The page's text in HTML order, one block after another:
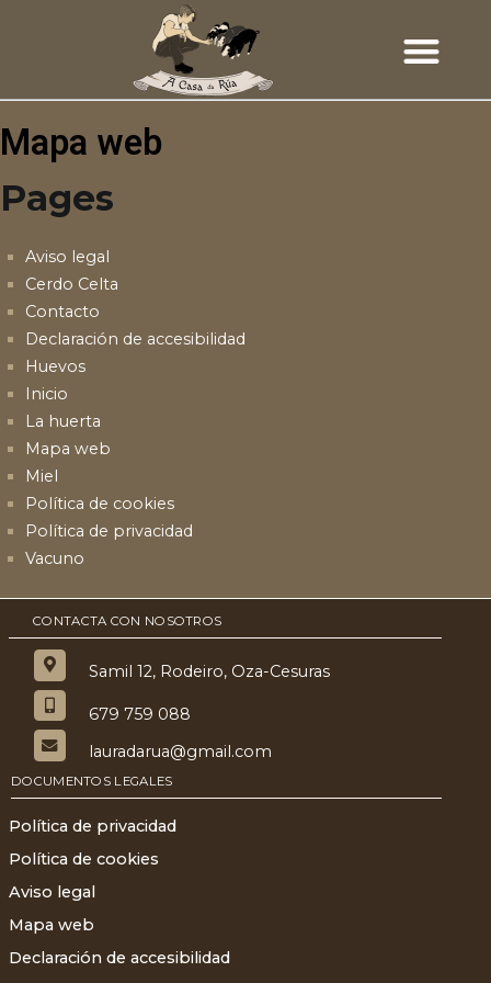
Mapa web
Pages
Aviso legal
Cerdo Celta
Contacto
Declaración de accesibilidad
Huevos
Inicio
La huerta
Mapa web
Miel
Política de cookies
Política de privacidad
Vacuno
CONTACTA CON NOSOTROS
Samil 12, Rodeiro, Oza-Cesuras
679 759 088
lauradarua@gmail.com
DOCUMENTOS LEGALES
Política de privacidad
Política de cookies
Aviso legal
Mapa web
Declaración de accesibilidad